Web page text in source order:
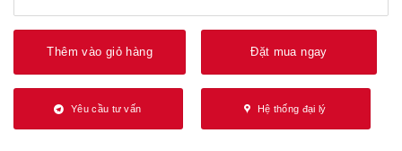
Thêm vào giỏ hàng Đặt mua ngay
Yêu cầu tư vấn Hệ thống đại lý